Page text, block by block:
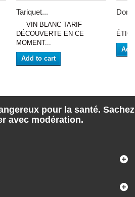
Tariquet...
VIN BLANC TARIF
DÉCOUVERTE EN CE
MOMENT...
Add to cart
pour la santé. Sachez
avec modération.